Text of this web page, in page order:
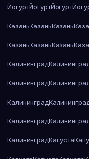
ЙогуртЙогуртЙогурт
КазаньКазаньКазань
КазаньКазаньКазань
КалининградКалининград
КалининградКалининград
КалининградКалининград
Калининград
КалининградКапуста